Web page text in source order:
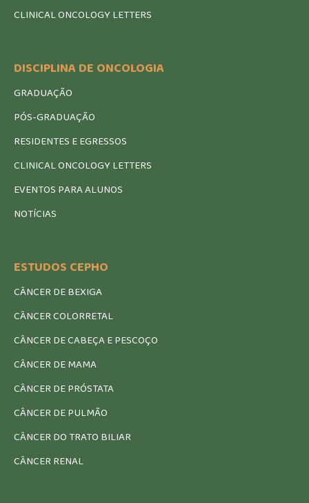
CLINICAL ONCOLOGY LETTERS
DISCIPLINA DE ONCOLOGIA
GRADUAÇÃO
PÓS-GRADUAÇÃO
RESIDENTES E EGRESSOS
CLINICAL ONCOLOGY LETTERS
EVENTOS PARA ALUNOS
NOTÍCIAS
ESTUDOS CEPHO
CÂNCER DE BEXIGA
CÂNCER COLORRETAL
CÂNCER DE CABEÇA E PESCOÇO
CÂNCER DE MAMA
CÂNCER DE PRÓSTATA
CÂNCER DE PULMÃO
CÂNCER DO TRATO BILIAR
CÂNCER RENAL